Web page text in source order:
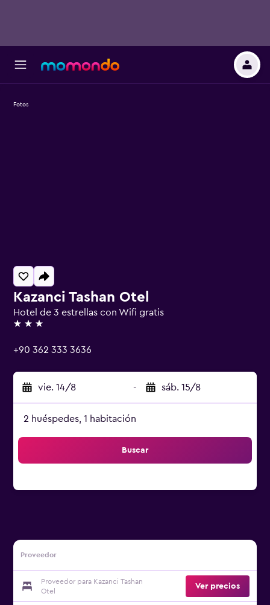
Kazanci Tashan Otel
Hotel de 3 estrellas con Wifi gratis
3 estrellas
+90 362 333 3636
vie. 14/8 - sáb. 15/8
2 huéspedes, 1 habitación
Buscar
Proveedor
Proveedor para Kazanci Tashan
Otel
Ver precios
Fotos